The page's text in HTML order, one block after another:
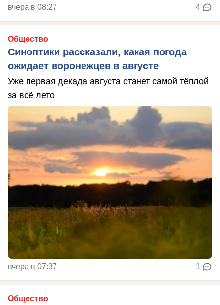
вчера в 08:27 4
Общество
Синоптики рассказали, какая погода
ожидает воронежцев в августе
Уже первая декада августа станет самой тёплой
за всё лето
вчера в 07:37 1
Общество